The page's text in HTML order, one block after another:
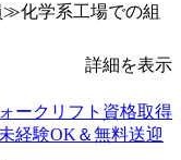
化学系工場での組
詳細を表示